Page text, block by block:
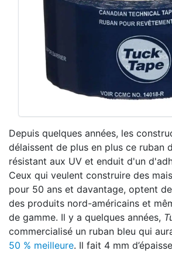
Depuis quelques années, les
délaissent de plus en plus ce ruban
résistant aux UV et enduit d'un
Ceux qui veulent construire des
pour 50 ans et davantage, optent
des produits nord-américains et
de gamme. Il y a quelques années,
commercialisé un ruban bleu qui
50 % meilleure. Il fait 4 mm